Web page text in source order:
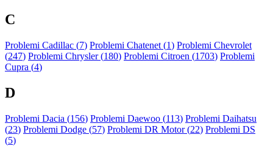
C
Problemi Cadillac (7) Problemi Chatenet (1) Problemi Chevrolet
(247) Problemi Chrysler (180) Problemi Citroen (1703) Problemi
Cupra (4)
D
Problemi Dacia (156) Problemi Daewoo (113) Problemi Daihatsu
(23) Problemi Dodge (57) Problemi DR Motor (22) Problemi DS
(5)